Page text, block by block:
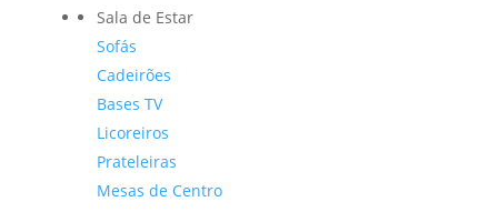
Sala de Estar
Sofás
Cadeirões
Bases TV
Licoreiros
Prateleiras
Mesas de Centro